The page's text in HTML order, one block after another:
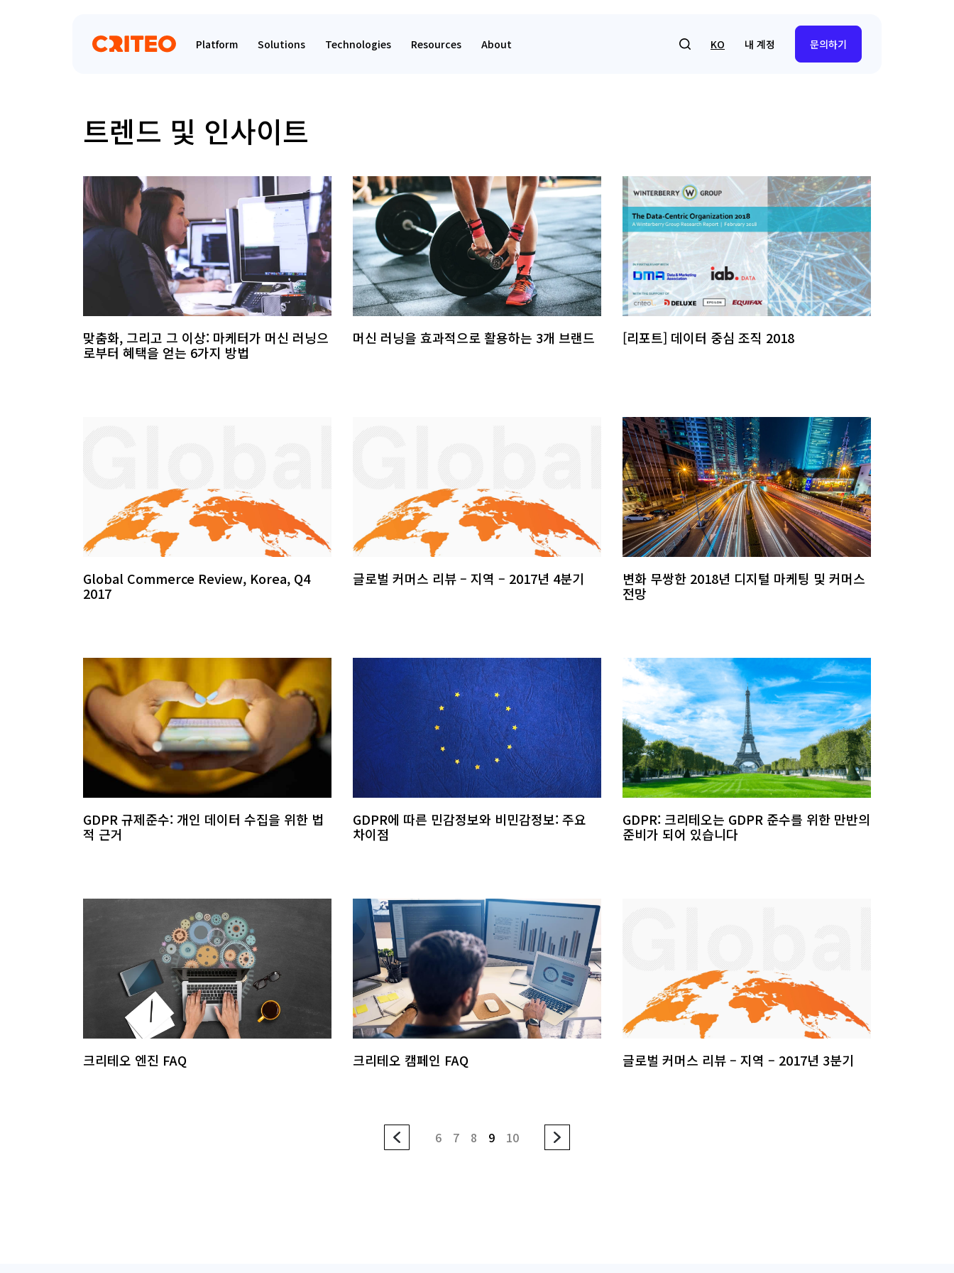
Platform Solutions Technologies Resources About KO 내 계정 문의하기
트렌드 및 인사이트
맞춤화, 그리고 그 이상: 마케터가 머신 러닝으
로부터 혜택을 얻는 6가지 방법
머신 러닝을 효과적으로 활용하는 3개 브랜드 [리포트] 데이터 중심 조직 2018
Global Commerce Review, Korea, Q4
2017
글로벌 커머스 리뷰 – 지역 – 2017년 4분기
변화 무쌍한 2018년 디지털 마케팅 및 커머스
전망
GDPR 규제준수: 개인 데이터 수집을 위한 법
적 근거
GDPR에 따른 민감정보와 비민감정보: 주요
차이점
GDPR: 크리테오는 GDPR 준수를 위한 만반의
준비가 되어 있습니다
크리테오 엔진 FAQ 크리테오 캠페인 FAQ 글로벌 커머스 리뷰 – 지역 – 2017년 3분기
6 7 8 9 10